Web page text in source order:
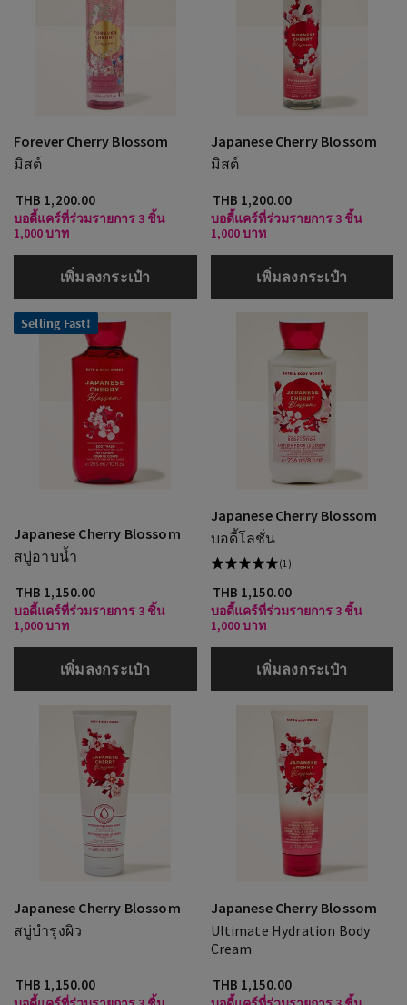
Forever Cherry Blossom
มิสต์
THB 1,200.00
บอดี้แคร์ที่ร่วมรายการ 3 ชิ้น
1,000 บาท
เพิ่มลงกระเป๋า
Japanese Cherry Blossom
มิสต์
THB 1,200.00
บอดี้แคร์ที่ร่วมรายการ 3 ชิ้น
1,000 บาท
เพิ่มลงกระเป๋า
Selling Fast!
Japanese Cherry Blossom
สบู่อาบน้ำ
THB 1,150.00
บอดี้แคร์ที่ร่วมรายการ 3 ชิ้น
1,000 บาท
เพิ่มลงกระเป๋า
Japanese Cherry Blossom
บอดี้โลชั่น
(1)
THB 1,150.00
บอดี้แคร์ที่ร่วมรายการ 3 ชิ้น
1,000 บาท
เพิ่มลงกระเป๋า
Japanese Cherry Blossom
สบู่บำรุงผิว
THB 1,150.00
Japanese Cherry Blossom
Ultimate Hydration Body
Cream
THB 1,150.00